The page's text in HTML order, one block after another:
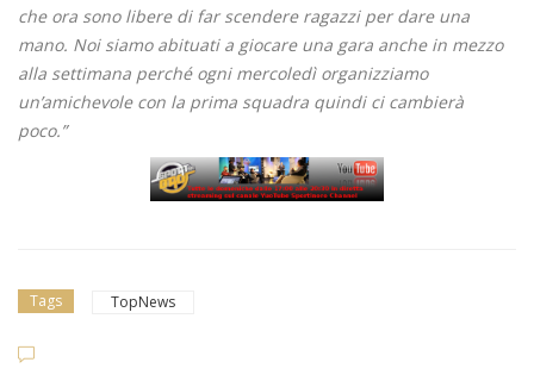
che ora sono libere di far scendere ragazzi per dare una
mano. Noi siamo abituati a giocare una gara anche in mezzo
alla settimana perché ogni mercoledì organizziamo
un’amichevole con la prima squadra quindi ci cambierà
poco.”
Tags TopNews